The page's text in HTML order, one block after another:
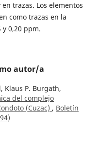
trazas. Los elementos
como trazas en la
0,20 ppm.
autor/a
Klaus P. Burgath,
del complejo
(Cuzac) , Boletín